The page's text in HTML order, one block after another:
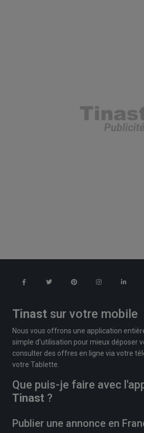
Tinast sur votre mobile
Nous vous offrons une application
simple d'utilisation pour mieux déposer
consulter des offres en ligne via votre
votre Tablette.
Que puis-je faire avec
Tinast ?
Publier une annonce en